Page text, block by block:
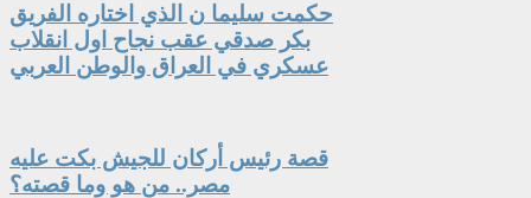
حكمت سليما ن الذي اختاره الفريق
بكر صدقي عقب نجاح اول انقلاب
عسكري في العراق والوطن العربي
قصة رئيس أركان للجيش بكت عليه
مصر.. من هو وما قصته؟